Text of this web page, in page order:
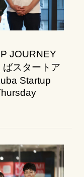
JOURNEY
スタートア
Startup